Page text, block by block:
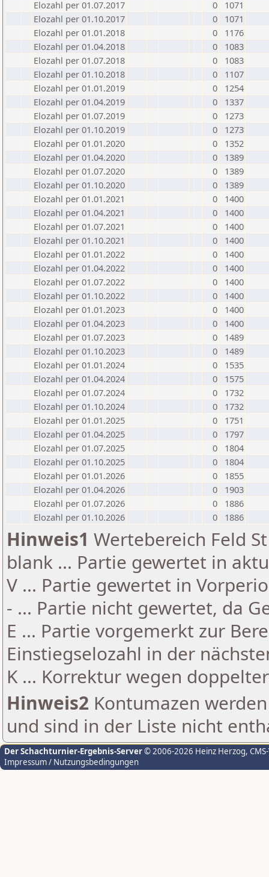
Elozahl per 01.07.2017
0
1071
Elozahl per 01.10.2017
0
1071
Elozahl per 01.01.2018
0
1176
Elozahl per 01.04.2018
0
1083
Elozahl per 01.07.2018
0
1083
Elozahl per 01.10.2018
0
1107
Elozahl per 01.01.2019
0
1254
Elozahl per 01.04.2019
0
1337
Elozahl per 01.07.2019
0
1273
Elozahl per 01.10.2019
0
1273
Elozahl per 01.01.2020
0
1352
Elozahl per 01.04.2020
0
1389
Elozahl per 01.07.2020
0
1389
Elozahl per 01.10.2020
0
1389
Elozahl per 01.01.2021
0
1400
Elozahl per 01.04.2021
0
1400
Elozahl per 01.07.2021
0
1400
Elozahl per 01.10.2021
0
1400
Elozahl per 01.01.2022
0
1400
Elozahl per 01.04.2022
0
1400
Elozahl per 01.07.2022
0
1400
Elozahl per 01.10.2022
0
1400
Elozahl per 01.01.2023
0
1400
Elozahl per 01.04.2023
0
1400
Elozahl per 01.07.2023
0
1489
Elozahl per 01.10.2023
0
1489
Elozahl per 01.01.2024
0
1535
Elozahl per 01.04.2024
0
1575
Elozahl per 01.07.2024
0
1732
Elozahl per 01.10.2024
0
1732
Elozahl per 01.01.2025
0
1751
Elozahl per 01.04.2025
0
1797
Elozahl per 01.07.2025
0
1804
Elozahl per 01.10.2025
0
1804
Elozahl per 01.01.2026
0
1855
Elozahl per 01.04.2026
0
1903
Elozahl per 01.07.2026
0
1886
Elozahl per 01.10.2026
0 1886
Hinweis1 Wertebereich Feld
blank ... Partie gewertet in
V ... Partie gewertet in
- ... Partie nicht gewertet, da
E ... Partie vorgemerkt zur
Einstiegselozahl in der
K ... Korrektur wegen
Hinweis2 Kontumazen
und sind in der Liste nicht
Der Schachturnier-Ergebnis-Server© 2006-2026 Heinz Herzog,
Impressum / Nutzungsbedingungen